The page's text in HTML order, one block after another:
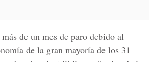
de un mes de paro debido al
de la gran mayoría de los 31